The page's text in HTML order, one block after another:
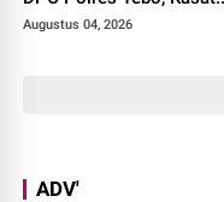
Karena Tak Pernah Penuhi
Augustus 04, 2026
ADV'